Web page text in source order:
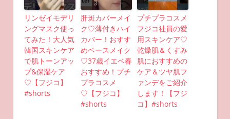
リンゼイモデリ
ングマスク使っ
てみた！大人気
韓国スキンケア
で肌トーンアッ
プ&保湿ケア
♡【フジコ】
#shorts
肝斑カバーメイ
ク♡薄付きハイ
カバー！おすす
めベースメイク
♡37歳イエベ春
おすすめ！プチ
プラコスメ
♡【フジコ】
#shorts
プチプラコスメ
フジコ社員の愛
用スキンケア♡
乾燥肌＆くすみ
肌におすすめの
ケア＆ツヤ肌フ
ァンデをご紹介
します！【フジ
コ】#shorts